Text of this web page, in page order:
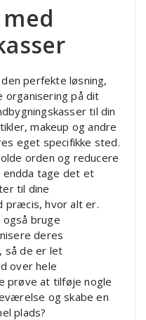
perfekte løsning,
organisering på dit
til din
makeup og andre
eget specifikke sted.
orden og reducere
endda tage det et
til dine
præcis, hvor alt er.
også bruge
deres
så de er let
over hele
prøve at tilføje nogle
og skabe en
plads?